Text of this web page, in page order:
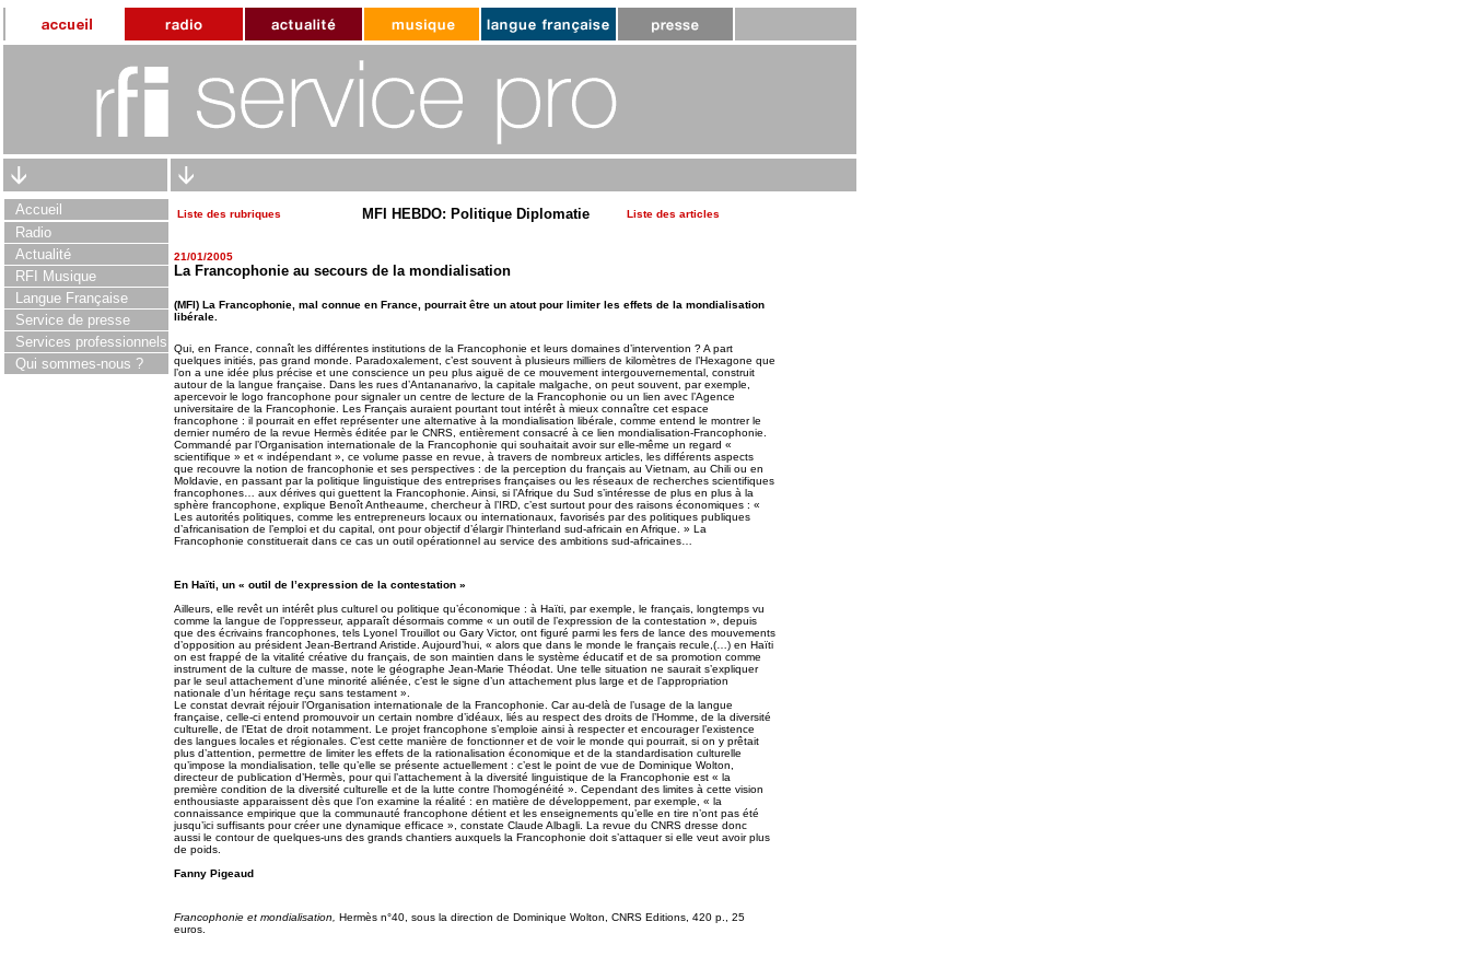
Accueil
Radio
Actualité
RFI Musique
Langue Française
Service de presse
Services professionnels
Qui sommes-nous ?
Liste des rubriques MFI HEBDO: Politique Diplomatie Liste des articles
21/01/2005
La Francophonie au secours de la mondialisation
(MFI) La Francophonie, mal connue en France, pourrait être un atout pour limiter les effets de la mondialisation
libérale.
Qui, en France, connaît les différentes institutions de la Francophonie et leurs domaines d’intervention ? A part
quelques initiés, pas grand monde. Paradoxalement, c’est souvent à plusieurs milliers de kilomètres de l’Hexagone que
l’on a une idée plus précise et une conscience un peu plus aiguë de ce mouvement intergouvernemental, construit
autour de la langue française. Dans les rues d’Antananarivo, la capitale malgache, on peut souvent, par exemple,
apercevoir le logo francophone pour signaler un centre de lecture de la Francophonie ou un lien avec l’Agence
universitaire de la Francophonie. Les Français auraient pourtant tout intérêt à mieux connaître cet espace
francophone : il pourrait en effet représenter une alternative à la mondialisation libérale, comme entend le montrer le
dernier numéro de la revue Hermès éditée par le CNRS, entièrement consacré à ce lien mondialisation-Francophonie.
Commandé par l’Organisation internationale de la Francophonie qui souhaitait avoir sur elle-même un regard «
scientifique » et « indépendant », ce volume passe en revue, à travers de nombreux articles, les différents aspects
que recouvre la notion de francophonie et ses perspectives : de la perception du français au Vietnam, au Chili ou en
Moldavie, en passant par la politique linguistique des entreprises françaises ou les réseaux de recherches scientifiques
francophones… aux dérives qui guettent la Francophonie. Ainsi, si l’Afrique du Sud s’intéresse de plus en plus à la
sphère francophone, explique Benoît Antheaume, chercheur à l’IRD, c’est surtout pour des raisons économiques : «
Les autorités politiques, comme les entrepreneurs locaux ou internationaux, favorisés par des politiques publiques
d’africanisation de l’emploi et du capital, ont pour objectif d’élargir l’hinterland sud-africain en Afrique. » La
Francophonie constituerait dans ce cas un outil opérationnel au service des ambitions sud-africaines…
En Haïti, un « outil de l’expression de la contestation »
Ailleurs, elle revêt un intérêt plus culturel ou politique qu’économique : à Haïti, par exemple, le français, longtemps vu
comme la langue de l’oppresseur, apparaît désormais comme « un outil de l’expression de la contestation », depuis
que des écrivains francophones, tels Lyonel Trouillot ou Gary Victor, ont figuré parmi les fers de lance des mouvements
d’opposition au président Jean-Bertrand Aristide. Aujourd’hui, « alors que dans le monde le français recule,(…) en Haïti
on est frappé de la vitalité créative du français, de son maintien dans le système éducatif et de sa promotion comme
instrument de la culture de masse, note le géographe Jean-Marie Théodat. Une telle situation ne saurait s’expliquer
par le seul attachement d’une minorité aliénée, c’est le signe d’un attachement plus large et de l’appropriation
nationale d’un héritage reçu sans testament ».
Le constat devrait réjouir l’Organisation internationale de la Francophonie. Car au-delà de l’usage de la langue
française, celle-ci entend promouvoir un certain nombre d’idéaux, liés au respect des droits de l’Homme, de la diversité
culturelle, de l’Etat de droit notamment. Le projet francophone s’emploie ainsi à respecter et encourager l’existence
des langues locales et régionales. C’est cette manière de fonctionner et de voir le monde qui pourrait, si on y prêtait
plus d’attention, permettre de limiter les effets de la rationalisation économique et de la standardisation culturelle
qu’impose la mondialisation, telle qu’elle se présente actuellement : c’est le point de vue de Dominique Wolton,
directeur de publication d’Hermès, pour qui l’attachement à la diversité linguistique de la Francophonie est « la
première condition de la diversité culturelle et de la lutte contre l’homogénéité ». Cependant des limites à cette vision
enthousiaste apparaissent dès que l’on examine la réalité : en matière de développement, par exemple, « la
connaissance empirique que la communauté francophone détient et les enseignements qu’elle en tire n’ont pas été
jusqu’ici suffisants pour créer une dynamique efficace », constate Claude Albagli. La revue du CNRS dresse donc
aussi le contour de quelques-uns des grands chantiers auxquels la Francophonie doit s’attaquer si elle veut avoir plus
de poids.
Fanny Pigeaud
Francophonie et mondialisation,
Hermès n°40, sous la direction de Dominique Wolton, CNRS Editions, 420 p., 25
euros.